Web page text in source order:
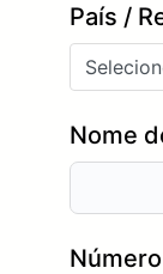
País /
Nome